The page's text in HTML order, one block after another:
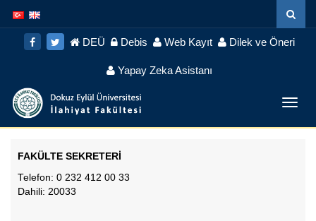
İçeriğe
atla
Navigasyona
atla
DEÜ
Debis Web Kayıt Dilek ve Öneri
Yapay Zeka Asistanı
FAKÜLTE SEKRETERİ
Telefon: 0 232 412 00 33
Dahili: 20033